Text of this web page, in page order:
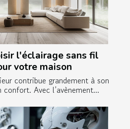
l'éclairage sans fil
votre maison
contribue grandement à son
Avec l’avènement...